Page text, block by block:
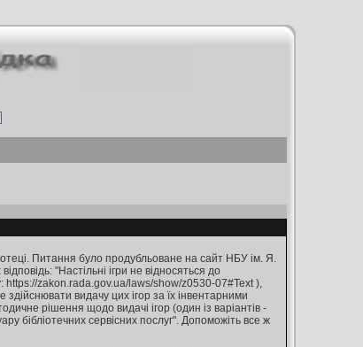
Питання було продубльоване на сайт НБУ ім. Я.
"Настільні ігри не відносяться до
https://zakon.rada.gov.ua/laws/show/z0530-07#Text ),
видачу цих ігор за їх інвентарними
рішення щодо видачі ігор (один із варіантів -
бібліотечних сервісних послуг". Допоможіть все ж